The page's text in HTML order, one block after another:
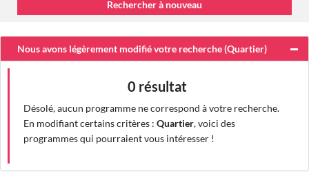
Nous avons légèrement modifié votre recherche (Quartier)
0 résultat
Désolé, aucun programme ne correspond à votre recherche.
En modifiant certains critères : Quartier, voici des
programmes qui pourraient vous intéresser !